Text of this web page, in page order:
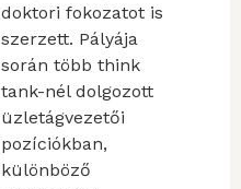
doktori fokozatot is
szerzett. Pályája
során több think
tank-nél dolgozott
üzletágvezetői
pozíciókban,
különböző